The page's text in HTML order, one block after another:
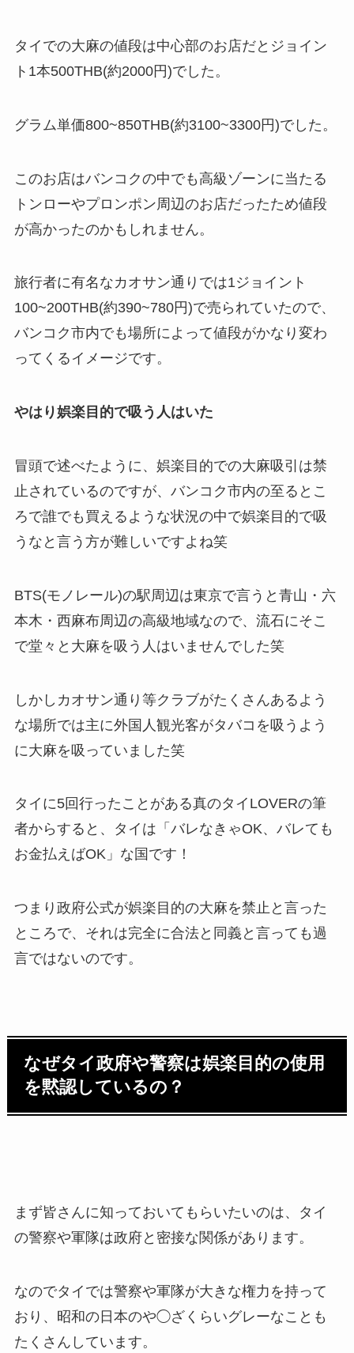
タイでの大麻の値段は中心部のお店だとジョイン
ト1本500THB(約2000円)でした。
グラム単価800~850THB(約3100~3300円)でした。
このお店はバンコクの中でも高級ゾーンに当たる
トンローやプロンポン周辺のお店だったため値段
が高かったのかもしれません。
旅行者に有名なカオサン通りでは1ジョイント
100~200THB(約390~780円)で売られていたので、
バンコク市内でも場所によって値段がかなり変わ
ってくるイメージです。
やはり娯楽目的で吸う人はいた
冒頭で述べたように、娯楽目的での大麻吸引は禁
止されているのですが、バンコク市内の至るとこ
ろで誰でも買えるような状況の中で娯楽目的で吸
うなと言う方が難しいですよね笑
BTS(モノレール)の駅周辺は東京で言うと青山・六
本木・西麻布周辺の高級地域なので、流石にそこ
で堂々と大麻を吸う人はいませんでした笑
しかしカオサン通り等クラブがたくさんあるよう
な場所では主に外国人観光客がタバコを吸うよう
に大麻を吸っていました笑
タイに5回行ったことがある真のタイLOVERの筆
者からすると、タイは「バレなきゃOK、バレても
お金払えばOK」な国です！
つまり政府公式が娯楽目的の大麻を禁止と言った
ところで、それは完全に合法と同義と言っても過
言ではないのです。
なぜタイ政府や警察は娯楽目的の使用
を黙認しているの？
まず皆さんに知っておいてもらいたいのは、タイ
の警察や軍隊は政府と密接な関係があります。
なのでタイでは警察や軍隊が大きな権力を持って
おり、昭和の日本のや◯ざくらいグレーなことも
たくさんしています。